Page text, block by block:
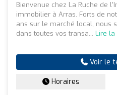
Bienvenue chez La Ruche de
immobilier à Arras. Forts de
ans sur le marché local, nous
dans toutes vos transa... Lire la
Voir le
Horaires